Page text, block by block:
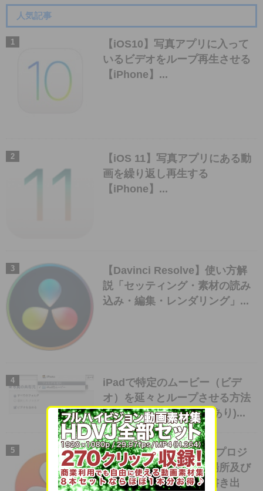
人気記事
【iOS10】写真アプリに入って
いるビデオをループ再生させる
【iPhone】...
【iOS 11】写真アプリにある動
画を繰り返し再生する
【iPhone】...
【Davinci Resolve】使い方解
説「セッティング・素材の読み
込み・編集・レンダリング」...
iPadで特定のムービー（ビデ
オ）を延々とループさせる方法
(2013.9.19 iOS7で追記あり)...
【Davinci Resolve】のプロジ
ェクトファイルがある場所及び
プロジェクトファイル書き出